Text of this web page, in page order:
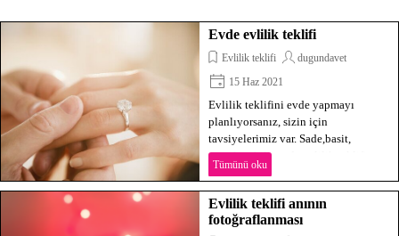
Evde evlilik teklifi
Evlilik teklifi
dugundavet
15 Haz 2021
Evlilik teklifini evde yapmayı
planlıyorsanız, sizin için
tavsiyelerimiz var. Sade,basit,
uygulanabilir evde evlilik teklifi
fikir ve önerilerimizden biri neden
sizin için olmasın?
Tümünü oku
Evlilik teklifi anının
fotoğraflanması